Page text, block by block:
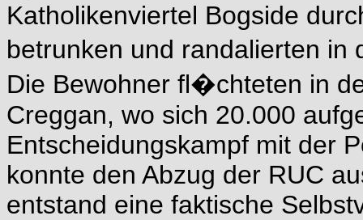
Katholikenviertel Bogside
betrunken und randalierten
Die Bewohner fl�chteten in
Creggan, wo sich 20.000
Entscheidungskampf mit der
konnte den Abzug der RUC
entstand eine faktische